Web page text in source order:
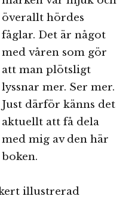
överallt hördes
fåglar. Det är något
med våren som gör
att man plötsligt
lyssnar mer. Ser mer.
Just därför känns det
aktuellt att få dela
med mig av den här
boken.
illustrerad